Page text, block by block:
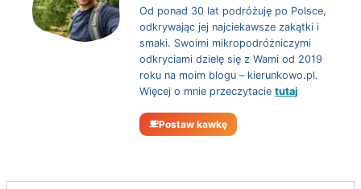
Od ponad 30 lat podróżuję po Polsce,
odkrywając jej najciekawsze zakątki i
smaki. Swoimi mikropodróżniczymi
odkryciami dzielę się z Wami od 2019
roku na moim blogu – kierunkowo.pl.
Więcej o mnie przeczytacietutaj
Postaw kawkę